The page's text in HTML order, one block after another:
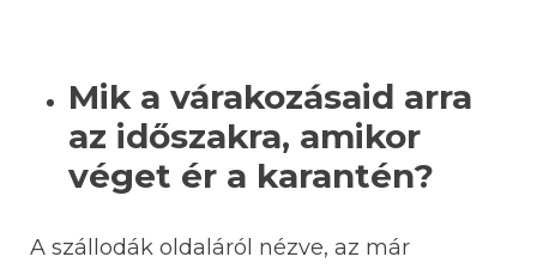
Mik a várakozásaid arra
az időszakra, amikor
véget ér a karantén?
A szállodák oldaláról nézve, az már